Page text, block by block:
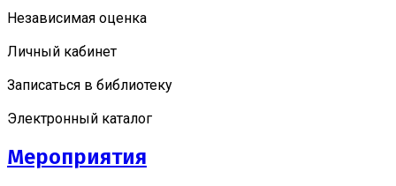
Независимая оценка
Личный кабинет
Записаться в библиотеку
Электронный каталог
Мероприятия